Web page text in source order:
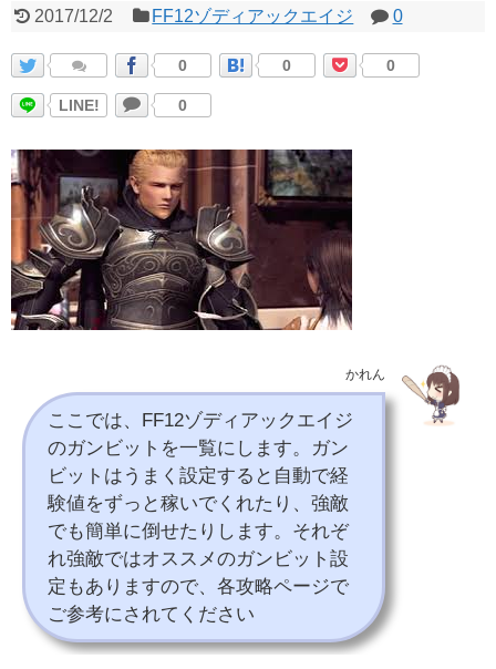
2017/12/2 FF12ゾディアックエイジ 0
0 0 0
LINE! 0
かれん
ここでは、FF12ゾディアックエイジ
のガンビットを一覧にします。ガン
ビットはうまく設定すると自動で経
験値をずっと稼いでくれたり、強敵
でも簡単に倒せたりします。それぞ
れ強敵ではオススメのガンビット設
定もありますので、各攻略ページで
ご参考にされてください